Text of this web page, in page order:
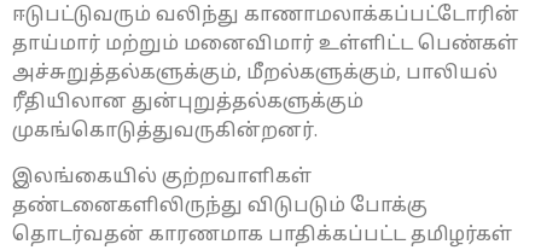
ஈடுபட்டுவரும் வலிந்து காணாமலாக்கப்பட்டோரின்
தாய்மார் மற்றும் மனைவிமார் உள்ளிட்ட பெண்கள்
அச்சுறுத்தல்களுக்கும், மீறல்களுக்கும், பாலியல்
ரீதியிலான துன்புறுத்தல்களுக்கும்
முகங்கொடுத்துவருகின்றனர்.
இலங்கையில் குற்றவாளிகள்
தண்டனைகளிலிருந்து விடுபடும் போக்கு
தொடர்வதன் காரணமாக பாதிக்கப்பட்ட தமிழர்கள்